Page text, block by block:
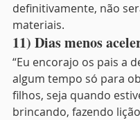
definitivamente, não
materiais.
11) Dias menos
“Eu encorajo os pais a
algum tempo só para
filhos, seja quando
brincando, fazendo